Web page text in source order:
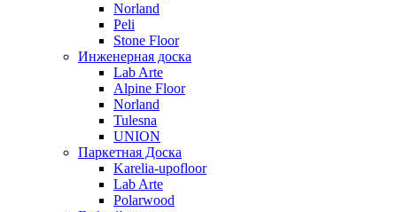
Norland
Peli
Stone Floor
Инженерная доска
Lab Arte
Alpine Floor
Norland
Tulesna
UNION
Паркетная Доска
Karelia-upofloor
Lab Arte
Polarwood